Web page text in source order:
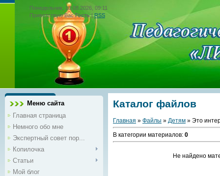
Понедельник, 10.08.2026, 09:11
Приветствую Вас Гость|RSS
Меню сайта
Главная страница
Немного обо мне
Экспертный совет пор...
Копилочка
Статьи
Мой блог
Каталог файлов
Главная » Файлы » Детям » Это
В категории материалов: 0
Не найдено